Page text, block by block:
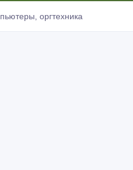
оргтехника